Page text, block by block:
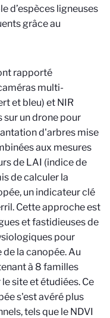
d’espèces ligneuses
grâce au
rapporté
multi-
et bleu) et NIR
un drone pour
d'arbres mise
aux mesures
de LAI (indice de
de calculer la
un indicateur clé
Cette approche est
et fastidieuses de
pour
la canopée. Au
à 8 familles
site et étudiées. Ce
s'est avéré plus
tels que le NDVI